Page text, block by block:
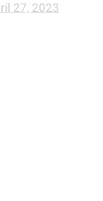
27, 2023